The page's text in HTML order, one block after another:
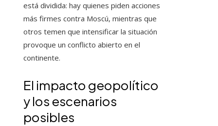
está dividida: hay quienes piden acciones
más firmes contra Moscú, mientras que
otros temen que intensificar la situación
provoque un conflicto abierto en el
continente.
El impacto geopolítico
y los escenarios
posibles